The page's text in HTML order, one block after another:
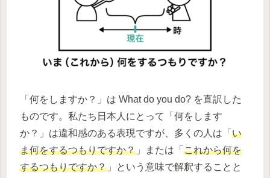
「何をしますか？」は What do you do? を直訳した
ものです。私たち日本人にとって「何をします
か？」は違和感のある表現ですが、多くの人は「 い
ま何をするつもりですか？ 」または「 これから何を
するつもりですか？ 」という意味で解釈することと